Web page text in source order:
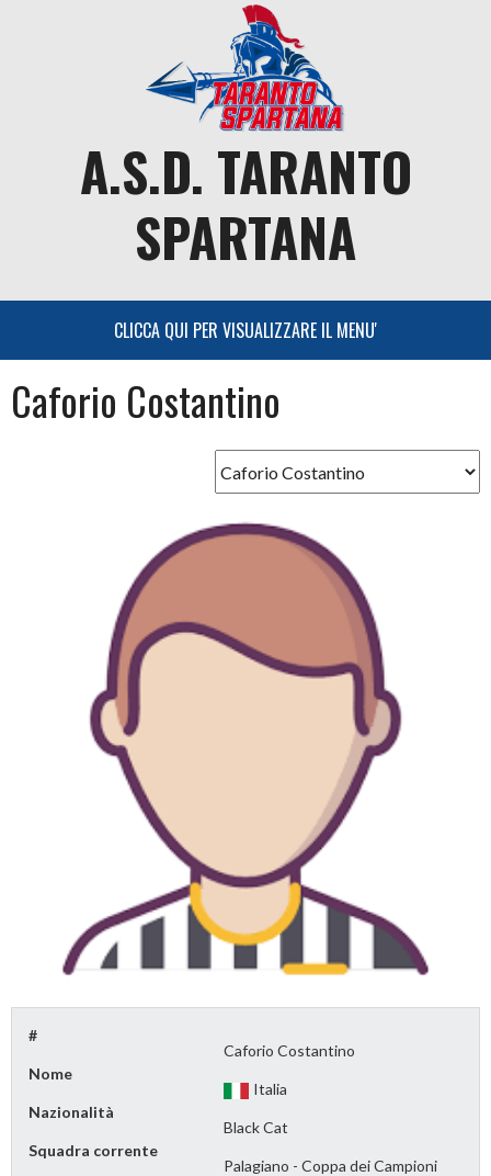
A.S.D. TARANTO
SPARTANA
Caforio Costantino
#
Nome
Caforio Costantino
Nazionalità
Italia
Squadra corrente
Black Cat
Palagiano - Coppa dei Campioni